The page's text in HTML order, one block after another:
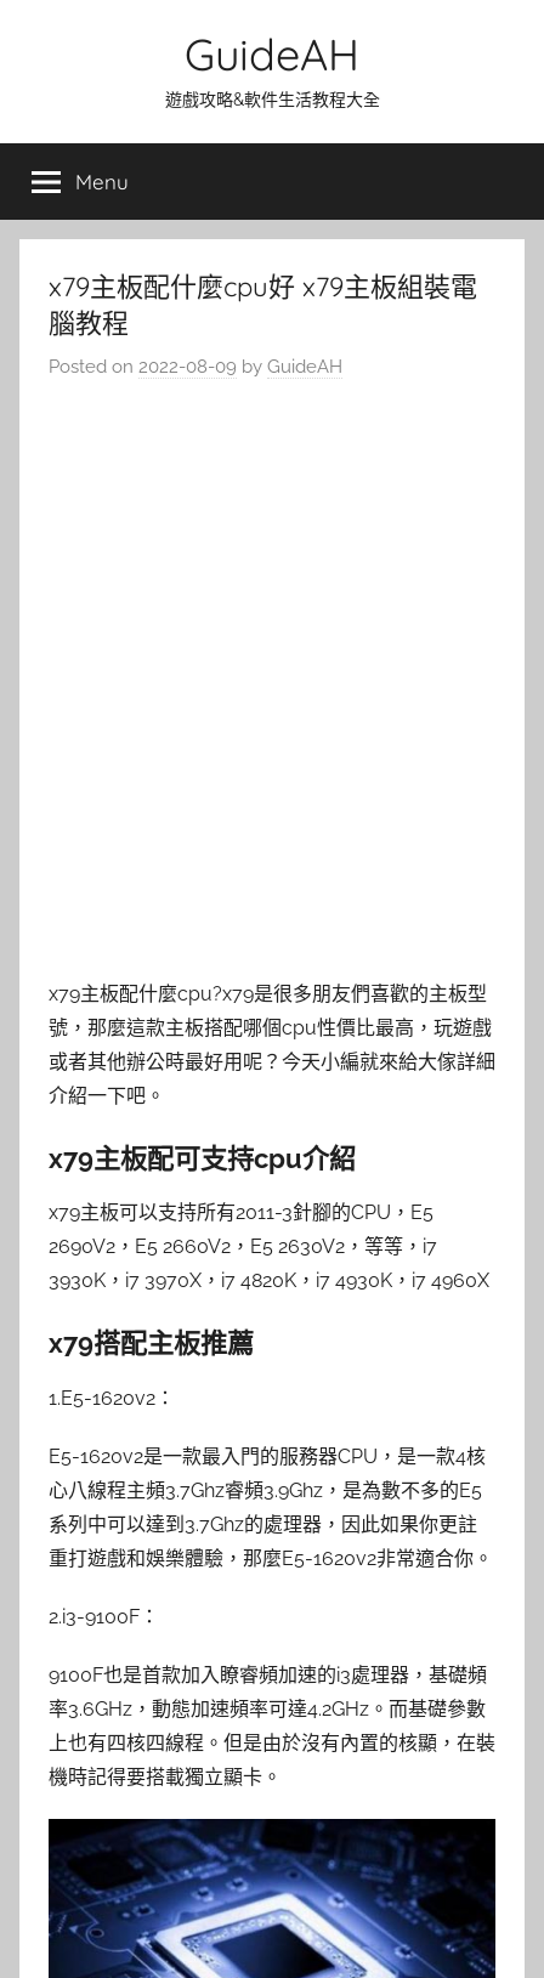
GuideAH
遊戲攻略&軟件生活教程大全
Menu
x79主板配什麼cpu好 x79主板組裝電
腦教程
Posted on 2022-08-09 by GuideAH
x79主板配什麼cpu?x79是很多朋友們喜歡的主板型
號，那麼這款主板搭配哪個cpu性價比最高，玩遊戲
或者其他辦公時最好用呢？今天小編就來給大傢詳細
介紹一下吧。
x79主板配可支持cpu介紹
x79主板可以支持所有2011-3針腳的CPU，E5
2690V2，E5 2660V2，E5 2630V2，等等，i7
3930K，i7 3970X，i7 4820K，i7 4930K，i7 4960X
x79搭配主板推薦
1.E5-1620v2：
E5-1620v2是一款最入門的服務器CPU，是一款4核
心八線程主頻3.7Ghz睿頻3.9Ghz，是為數不多的E5
系列中可以達到3.7Ghz的處理器，因此如果你更註
重打遊戲和娛樂體驗，那麼E5-1620v2非常適合你。
2.i3-9100F：
9100F也是首款加入瞭睿頻加速的i3處理器，基礎頻
率3.6GHz，動態加速頻率可達4.2GHz。而基礎參數
上也有四核四線程。但是由於沒有內置的核顯，在裝
機時記得要搭載獨立顯卡。